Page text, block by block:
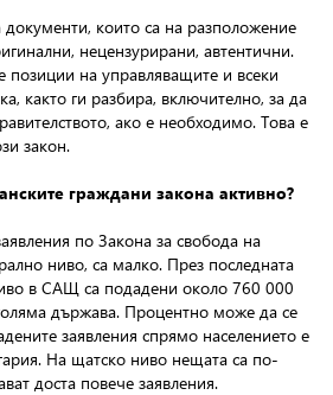
които са на разположение
нецензурирани, автентични.
позиции на управляващите и всеки
както ги разбира, включително, за да
ако е необходимо. Това е
закон.
граждани закона активно?
по Закона за свобода на
ниво, са малко. През последната
в САЩ са подадени около 760 000
държава. Процентно може да се
заявления спрямо населението е
На щатско ниво нещата са по-
доста повече заявления.